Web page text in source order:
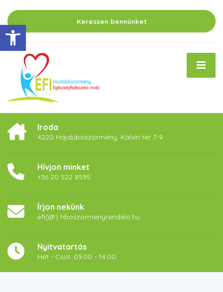
Eszköztár megnyitása
Keressen bennünket
Iroda
4220 Hajdúböszörmény, Kálvin tér 7-9
Hívjon minket
+36 20 522 8595
Írjon nekünk
efi(@) hboszormenyrendelo.hu
Nyitvatartás
Hét - Csüt: 09.00 - 14.00